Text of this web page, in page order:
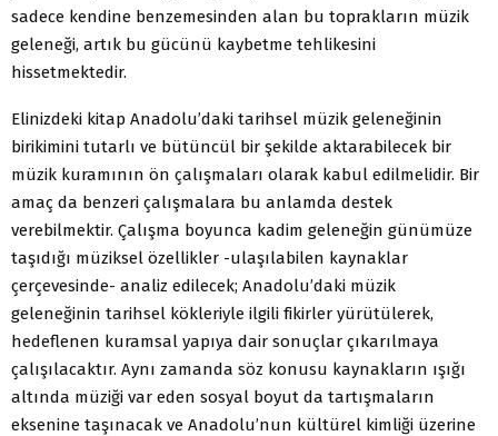
sadece kendine benzemesinden alan bu toprakların müzik
geleneği, artık bu gücünü kaybetme tehlikesini
hissetmektedir.
Elinizdeki kitap Anadolu’daki tarihsel müzik geleneğinin
birikimini tutarlı ve bütüncül bir şekilde aktarabilecek bir
müzik kuramının ön çalışmaları olarak kabul edilmelidir. Bir
amaç da benzeri çalışmalara bu anlamda destek
verebilmektir. Çalışma boyunca kadim geleneğin günümüze
taşıdığı müziksel özellikler -ulaşılabilen kaynaklar
çerçevesinde- analiz edilecek; Anadolu’daki müzik
geleneğinin tarihsel kökleriyle ilgili fikirler yürütülerek,
hedeflenen kuramsal yapıya dair sonuçlar çıkarılmaya
çalışılacaktır. Aynı zamanda söz konusu kaynakların ışığı
altında müziği var eden sosyal boyut da tartışmaların
eksenine taşınacak ve Anadolu’nun kültürel kimliği üzerine